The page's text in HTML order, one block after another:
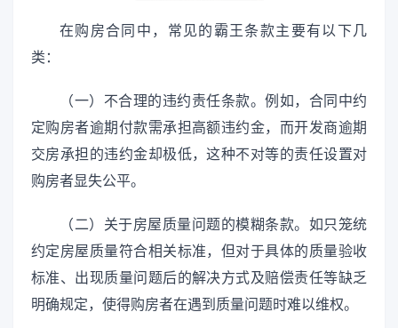
在购房合同中，常见的霸王条款主要有以下几
类：
（一）不合理的违约责任条款。例如，合同中约
定购房者逾期付款需承担高额违约金，而开发商逾期
交房承担的违约金却极低，这种不对等的责任设置对
购房者显失公平。
（二）关于房屋质量问题的模糊条款。如只笼统
约定房屋质量符合相关标准，但对于具体的质量验收
标准、出现质量问题后的解决方式及赔偿责任等缺乏
明确规定，使得购房者在遇到质量问题时难以维权。